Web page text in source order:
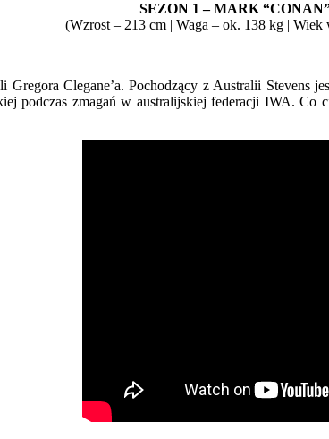
SEZON 1 – MARK
(Wzrost – 213 cm | Waga – ok. 138 kg | Wiek
Clegane’a. Pochodzący z Australii
podczas zmagań w australijskiej federacji IWA.